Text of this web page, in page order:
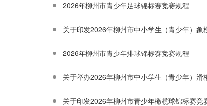
2026年柳州市青少年足球锦标赛竞赛规程
关于印发2026年柳州市中小学生（青少年）象
2026年柳州市青少年排球锦标赛竞赛规程
关于举办2026年柳州市中小学生（青少年）滑
关于印发2026年柳州市青少年橄榄球锦标赛竞